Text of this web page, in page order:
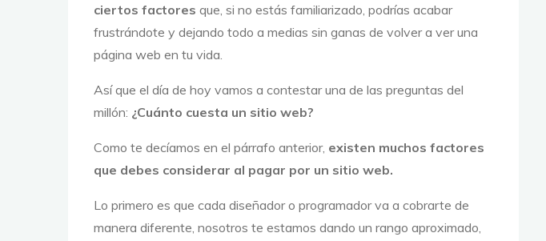
ciertos factores que, si no estás familiarizado, podrías acabar
frustrándote y dejando todo a medias sin ganas de volver a ver una
página web en tu vida.
Así que el día de hoy vamos a contestar una de las preguntas del
millón: ¿Cuánto cuesta un sitio web?
Como te decíamos en el párrafo anterior, existen muchos factores
que debes considerar al pagar por un sitio web.
Lo primero es que cada diseñador o programador va a cobrarte de
manera diferente, nosotros te estamos dando un rango aproximado,